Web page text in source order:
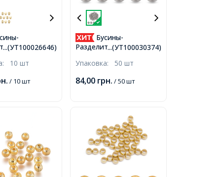
...(УТ100026646)
4х4x4мм,
10 шт
/ 10 шт
...(УТ100030374)
Бусины-
Разделители
Круглые, 3х2мм,
Упаковка: 50 шт
84,00 грн. / 50 шт